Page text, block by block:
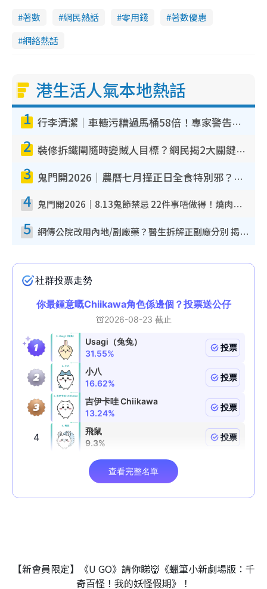
著數 網民熱話 零用錢
著數優惠
網絡熱話
港生活人氣本地熱話
1 行李清潔｜車轆污糟過馬桶58倍！專家警告忌用酒精抹 教1招免污手除菌
2 裝修拆鐵閘隨時變賊人目標？網民揭2大關鍵用途：裝新式等於白裝？附新舊鐵閘分別
3 鬼門開2026｜農曆七月撞正日全食特別邪？專家警告切忌做一事！揭4大禁忌+2招保平安
4 鬼門開2026｜8.13鬼節禁忌 22件事唔做得！燒肉、刺身要少食？半夜勿吹口哨/打呢個電話
5 網傳公院改用內地/副廠藥？醫生拆解正副廠分別 揭4類人換藥隨時出事
【新會員限定】《U GO》請你睇👹《蠟筆小新劇場版：千
奇百怪！我的妖怪假期》！